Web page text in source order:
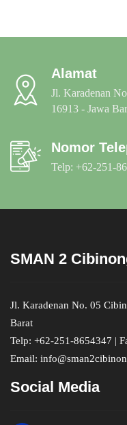
Alamat
Jl. Karadenan
16913 - Jawa
Nomor
Telp: +62-251-
SMAN 2
Jl. Karadenan No. 05
Barat
Telp: +62-251-8654347 |
Email:
Social Media